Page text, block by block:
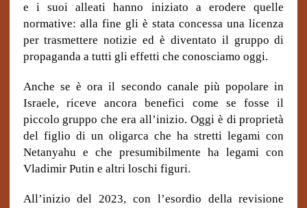
e i suoi alleati hanno iniziato a erodere quelle
normative: alla fine gli è stata concessa una licenza
per trasmettere notizie ed è diventato il gruppo di
propaganda a tutti gli effetti che conosciamo oggi.
Anche se è ora il secondo canale più popolare in
Israele, riceve ancora benefici come se fosse il
piccolo gruppo che era all’inizio. Oggi è di proprietà
del figlio di un oligarca che ha stretti legami con
Netanyahu e che presumibilmente ha legami con
Vladimir Putin e altri loschi figuri.
All’inizio del 2023, con l’esordio della revisione